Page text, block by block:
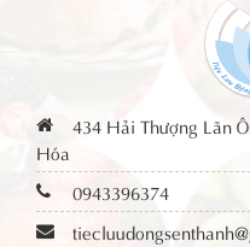
434 Hải Thượng Lãn
Hóa
0943396374